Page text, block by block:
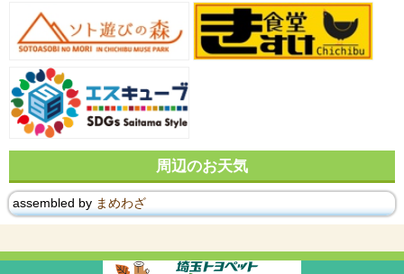
周辺のお天気
assembled by まめわざ